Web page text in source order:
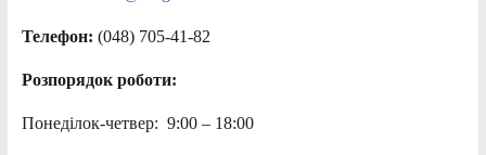
Телефон: (048) 705-41-82
Розпорядок роботи:
Понеділок-четвер: 9:00 – 18:00